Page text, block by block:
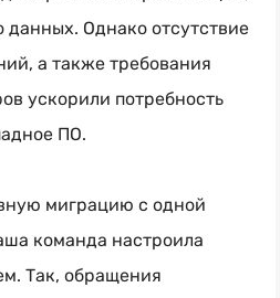
данных. Однако отсутствие
а также требования
ускорили потребность
ПО.
миграцию с одной
команда настроила
Так, обращения